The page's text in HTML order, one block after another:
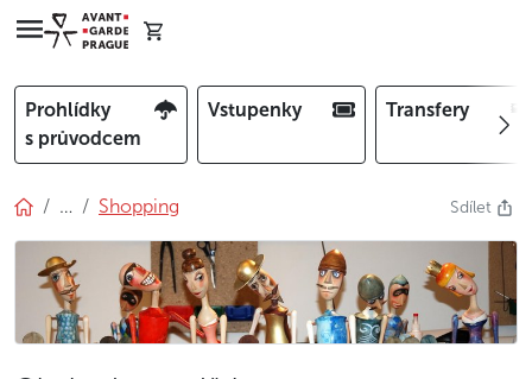
Prohlídky
s průvodcem
Vstupenky Transfery
… Shopping Sdílet